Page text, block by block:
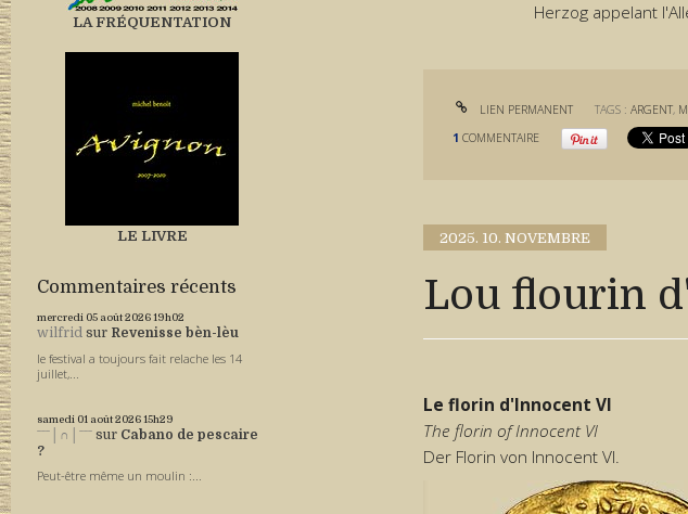
LA FRÉQUENTATION
LE LIVRE
Commentaires récents
mercredi 05 août 2026 19h02
wilfrid sur Revenisse bèn-lèu
le festival a toujours fait relache les 14
juillet,...
samedi 01 août 2026 15h29
ˉˉˉ│∩│ˉˉˉ sur Cabano de pescaire
?
Peut-être même un moulin :...
Herzog appelant
LIEN PERMANENT TAGS :ARGENT,
1 COMMENTAIRE
2025. 10. NOVEMBRE
Lou flourin
Le florin d'Innocent VI
The florin of Innocent VI
Der Florin von Innocent VI.